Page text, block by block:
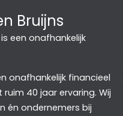
Bruijns
een onafhankelijk
onafhankelijk financieel
ruim 40 jaar ervaring. Wij
én ondernemers bij